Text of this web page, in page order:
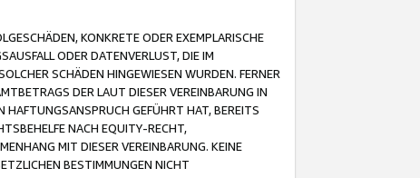
KONKRETE ODER EXEMPLARISCHE
ODER DATENVERLUST, DIE IM
SCHÄDEN HINGEWIESEN WURDEN. FERNER
DER LAUT DIESER VEREINBARUNG IN
GEFÜHRT HAT, BEREITS
NACH EQUITY-RECHT,
MIT DIESER VEREINBARUNG. KEINE
BESTIMMUNGEN NICHT